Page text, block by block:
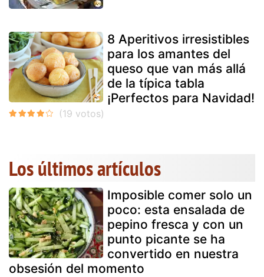
8 Aperitivos irresistibles
para los amantes del
queso que van más allá
de la típica tabla
¡Perfectos para Navidad!
Los últimos artículos
Imposible comer solo un
poco: esta ensalada de
pepino fresca y con un
punto picante se ha
convertido en nuestra
obsesión del momento